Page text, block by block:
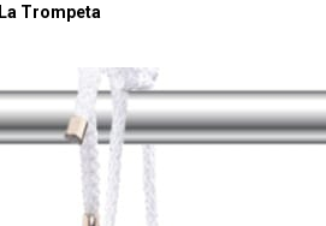
La Trompeta